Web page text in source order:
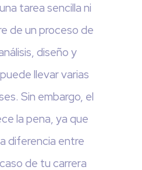
tarea sencilla ni
de un proceso de
diseño y
llevar varias
Sin embargo, el
la pena, ya que
diferencia entre
de tu carrera